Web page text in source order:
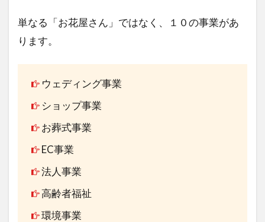
単なる「お花屋さん」ではなく、１０の事業があ
ります。
ウェディング事業
ショップ事業
お葬式事業
EC事業
法人事業
高齢者福祉
環境事業